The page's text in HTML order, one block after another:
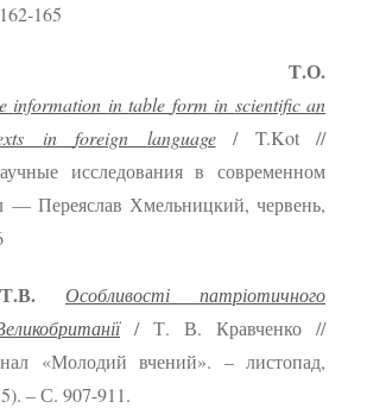
165
Т.О.
information intable form in scientifican
in foreign language/ T.Kot //
исследования в современном
Переяслав Хмельницкий, червень,
Особливості патріотичного
/ Т. В. Кравченко //
«Молодий вчений». – листопад,
– С. 907-911.